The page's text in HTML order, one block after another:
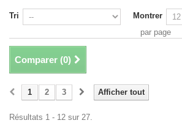
Tri
Montrer
par page
Comparer (0)
Afficher tout
1 2 3
Résultats 1 - 12 sur 27.